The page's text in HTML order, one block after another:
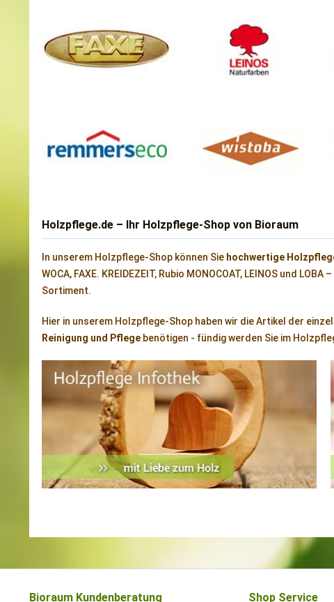
Holzpflege.de – Ihr Holzpflege-Shop von Bioraum
In unserem Holzpflege-Shop können Sie hochwertige
WOCA, FAXE. KREIDEZEIT, Rubio MONOCOAT, LEINOS und
Sortiment.
Hier in unserem Holzpflege-Shop haben wir die Artikel der
Reinigung und Pflege benötigen - fündig werden Sie im
Bioraum Kundenberatung Shop Service